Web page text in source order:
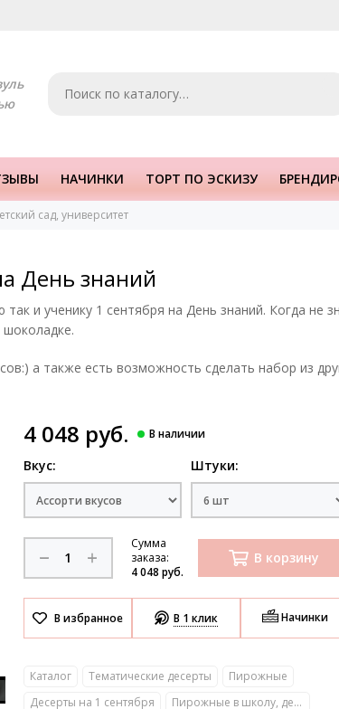
НАЧИНКИ ТОРТ ПО ЭСКИЗУ
сад, университет
День знаний
и ученику 1 сентября на День знаний. Когда не
а также есть возможность сделать набор из
4 048 руб.
Вкус: Штуки:
Сумма
заказа:
4 048 руб.
В корзину
В 1 клик Начинки
Каталог Тематические десерты
Пирожные
Десерты на 1 сентября
Пирожные в школу, детский сад, университет